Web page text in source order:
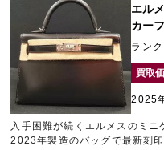
エル
カー
ラン
買取
2025
入手困難が続くエルメスのミニ
2023年製造のバッグで最新刻